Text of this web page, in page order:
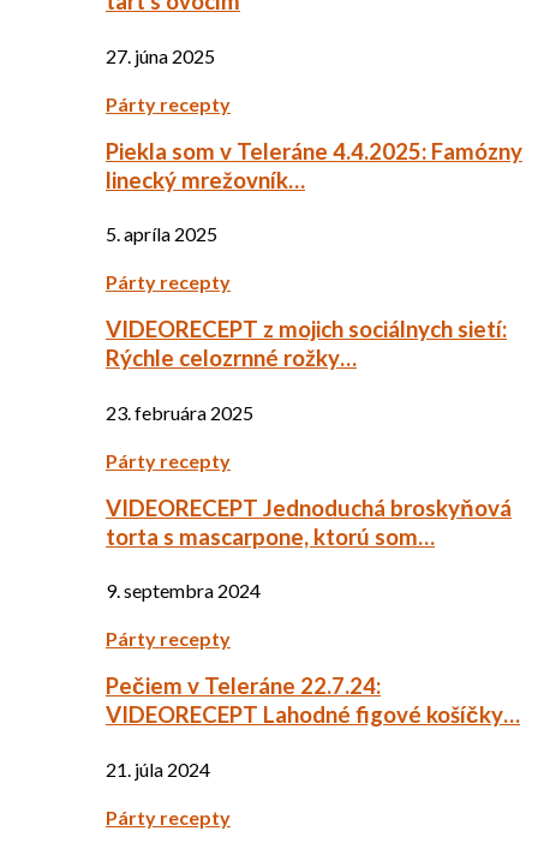
27. júna 2025
Párty recepty
Piekla som v Teleráne 4.4.2025: Famózny
linecký mrežovník…
5. apríla 2025
Párty recepty
VIDEORECEPT z mojich sociálnych sietí:
Rýchle celozrnné rožky…
23. februára 2025
Párty recepty
VIDEORECEPT Jednoduchá broskyňová
torta s mascarpone, ktorú som…
9. septembra 2024
Párty recepty
Pečiem v Teleráne 22.7.24:
VIDEORECEPT Lahodné figové košíčky…
21. júla 2024
Párty recepty